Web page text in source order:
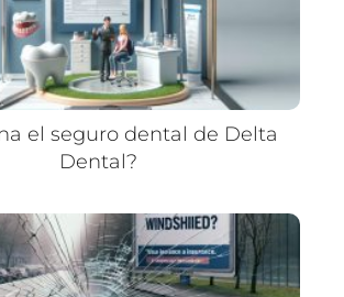
el seguro dental de Delta
Dental?